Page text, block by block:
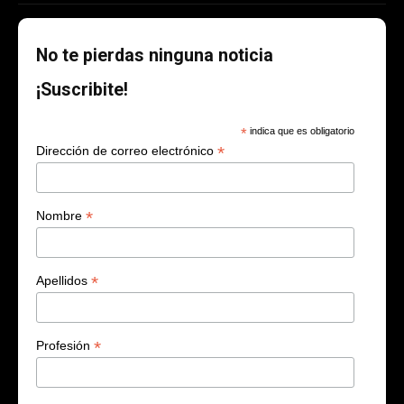
No te pierdas ninguna noticia
¡Suscribite!
* indica que es obligatorio
Dirección de correo electrónico *
Nombre *
Apellidos *
Profesión *